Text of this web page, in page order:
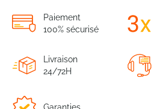
Paiement
100% sécurisé
Livraison
24/72H